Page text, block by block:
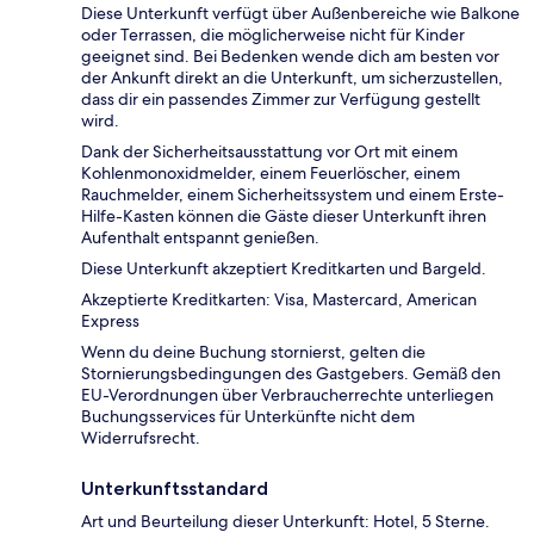
Diese Unterkunft verfügt über Außenbereiche wie Balkone
oder Terrassen, die möglicherweise nicht für Kinder
geeignet sind. Bei Bedenken wende dich am besten vor
der Ankunft direkt an die Unterkunft, um sicherzustellen,
dass dir ein passendes Zimmer zur Verfügung gestellt
wird.
Dank der Sicherheitsausstattung vor Ort mit einem
Kohlenmonoxidmelder, einem Feuerlöscher, einem
Rauchmelder, einem Sicherheitssystem und einem Erste-
Hilfe-Kasten können die Gäste dieser Unterkunft ihren
Aufenthalt entspannt genießen.
Diese Unterkunft akzeptiert Kreditkarten und Bargeld.
Akzeptierte Kreditkarten: Visa, Mastercard, American
Express
Wenn du deine Buchung stornierst, gelten die
Stornierungsbedingungen des Gastgebers. Gemäß den
EU-Verordnungen über Verbraucherrechte unterliegen
Buchungsservices für Unterkünfte nicht dem
Widerrufsrecht.
Unterkunftsstandard
Art und Beurteilung dieser Unterkunft: Hotel, 5 Sterne.